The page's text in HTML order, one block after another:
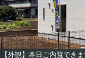
【外観】本日ご内覧でき